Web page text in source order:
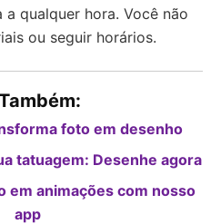
qualquer hora. Você não
ou seguir horários.
foto em desenho
tatuagem: Desenhe agora
em animações com nosso
app